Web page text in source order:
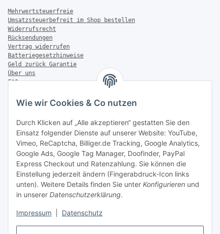
Wie wir Cookies & Co nutzen
Durch Klicken auf „Alle akzeptieren“ gestatten Sie den
Einsatz folgender Dienste auf unserer Website: YouTube,
Vimeo, ReCaptcha, Billiger.de Tracking, Google Analytics,
Google Ads, Google Tag Manager, Doofinder, PayPal
Express Checkout und Ratenzahlung. Sie können die
Einstellung jederzeit ändern (Fingerabdruck-Icon links
unten). Weitere Details finden Sie unter Konfigurieren und
in unserer Datenschutzerklärung.
Impressum Datenschutz
Mehrwertsteuerfreie
Umsatzsteuerbefreit im Shop bestellen
Widerrufsrecht
Rücksendungen
Vertrag widerrufen
Batteriegesetzhinweise
Geld zurück Garantie
Über uns
FAQ
Zahlung & Versand
Versandinformationen
Sonstiges